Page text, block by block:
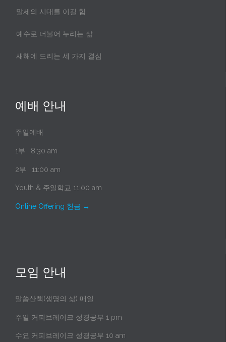
말세의 시대를 이길 힘
예수로 더불어 누리는 삶
새해에 드리는 세 가지 결심
예배 안내
주일예배
1부 : 8:30 am
2부 : 11:00 am
Youth & 주일학교 11:00 am
Online Offering 헌금 →
모임 안내
말씀산책(생명의 삶) 매일
주일 커피브레이크 성경공부 1 pm
수요 커피브레이크 성경공부 10 am